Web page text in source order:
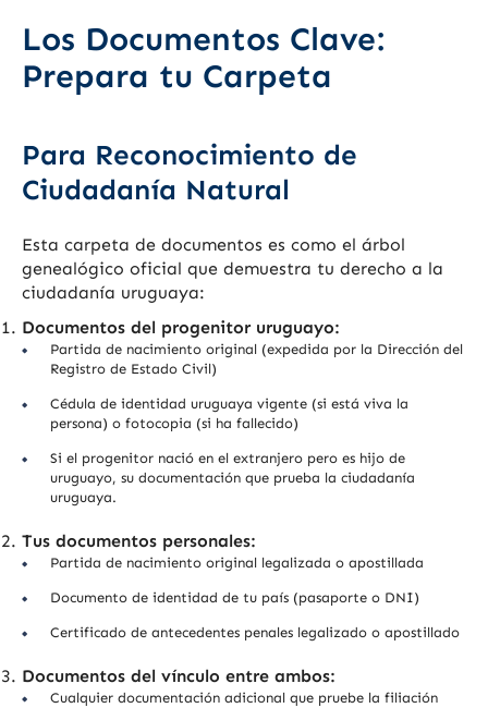
Los Documentos Clave:
Prepara tu Carpeta
Para Reconocimiento de
Ciudadanía Natural
Esta carpeta de documentos es como el árbol
genealógico oficial que demuestra tu derecho a la
ciudadanía uruguaya:
Documentos del progenitor uruguayo:
Partida de nacimiento original (expedida por la Dirección del
Registro de Estado Civil)
Cédula de identidad uruguaya vigente (si está viva la
persona) o fotocopia (si ha fallecido)
Si el progenitor nació en el extranjero pero es hijo de
uruguayo, su documentación que prueba la ciudadanía
uruguaya.
Tus documentos personales:
Partida de nacimiento original legalizada o apostillada
Documento de identidad de tu país (pasaporte o DNI)
Certificado de antecedentes penales legalizado o apostillado
Documentos del vínculo entre ambos:
Cualquier documentación adicional que pruebe la filiación